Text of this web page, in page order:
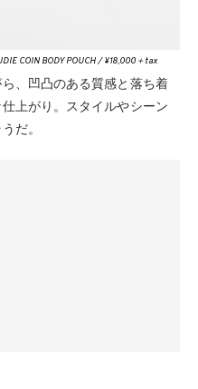
COIN BODY POUCH / ¥18,000＋tax
、凹凸のある質感と落ち着
上がり。スタイルやシーン
だ。